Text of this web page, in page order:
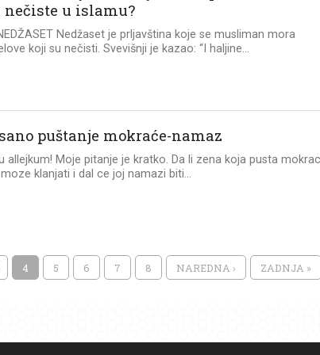
nečiste u islamu?
Nedžaset je prljavština koje se musliman mora
koji su nečisti. Svevišnji je kazao: “I haljine...
puštanje mokraće-namaz
allejkum! Moje pitanje je kratko. Da li zena koja pusta
klanjati i dal ce joj namazi biti...
4 5 6 7 8 NAREDNA › ZADNJA »